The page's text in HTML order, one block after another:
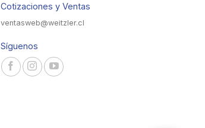
Cotizaciones y Ventas
ventasweb@weitzler.cl
Síguenos